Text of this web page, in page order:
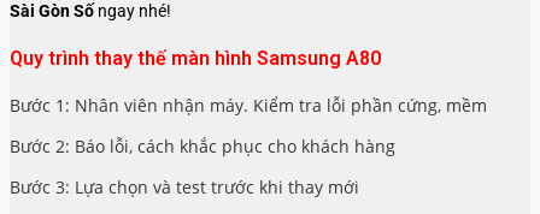
Sài Gòn Số ngay nhé!
Quy trình thay thế màn hình Samsung A80
Bước 1: Nhân viên nhận máy. Kiểm tra lỗi phần cứng, mềm
Bước 2: Báo lỗi, cách khắc phục cho khách hàng
Bước 3: Lựa chọn và test trước khi thay mới